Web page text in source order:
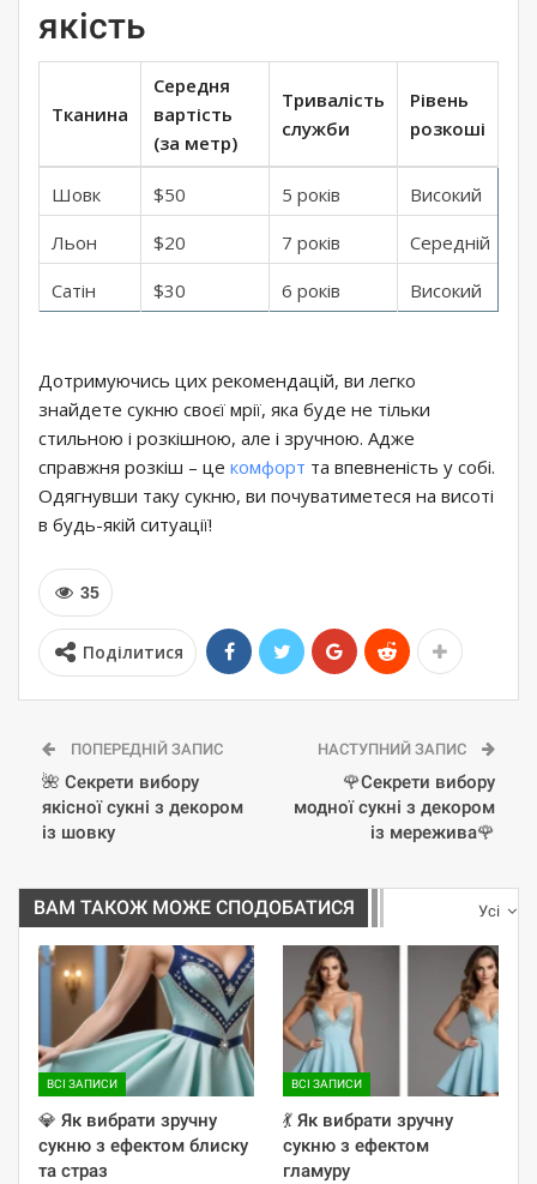
якість
Тканина
Середня
вартість
(за метр)
Тривалість
служби
Рівень
розкоші
Шовк $50 5 років
Високий
Льон
$20 7 років
Середній
Сатін
$30 6 років Високий
Дотримуючись цих рекомендацій, ви легко
знайдете сукню своєї мрії, яка буде не тільки
стильною і розкішною, але і зручною. Адже
справжня розкіш – це комфорт та впевненість у собі.
Одягнувши таку сукню, ви почуватиметеся на висоті
в будь-якій ситуації!
35
Поділитися
ПОПЕРЕДНІЙ ЗАПИС
🌺 Секрети вибору
якісної сукні з декором
із шовку
НАСТУПНИЙ ЗАПИС
🌹Секрети вибору
модної сукні з декором
із мережива🌹
Усі
ВАМ ТАКОЖ МОЖЕ СПОДОБАТИСЯ
ВСІ ЗАПИСИ
💎 Як вибрати зручну
сукню з ефектом блиску
та страз
ВСІ ЗАПИСИ
💃 Як вибрати зручну
сукню з ефектом
гламуру